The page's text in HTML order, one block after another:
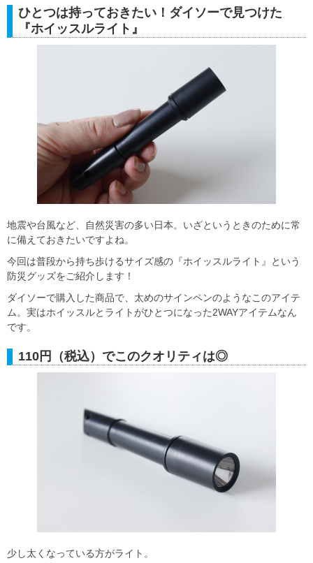
ひとつは持っておきたい！ダイソーで見つけた
『ホイッスルライト』
地震や台風など、自然災害の多い日本。いざというときのために常
に備えておきたいですよね。
今回は普段から持ち歩けるサイズ感の『ホイッスルライト』という
防災グッズをご紹介します！
ダイソーで購入した商品で、太めのサインペンのようなこのアイテ
ム。実はホイッスルとライトがひとつになった2WAYアイテムなん
です。
110円（税込）でこのクオリティは◎
少し太くなっている方がライト。